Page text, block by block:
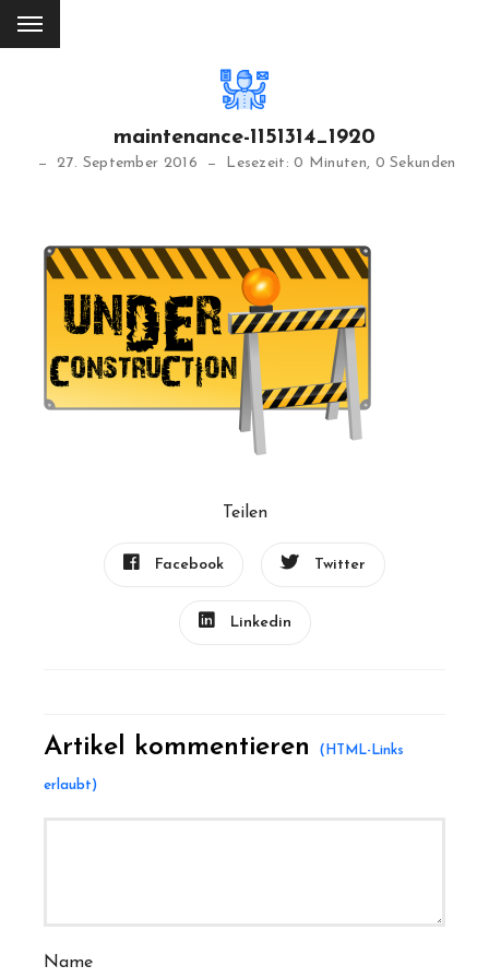
maintenance-1151314_1920
27. September 2016 Lesezeit: 0 Minuten, 0 Sekunden
Teilen
Facebook Twitter
Linkedin
Artikel kommentieren
Name